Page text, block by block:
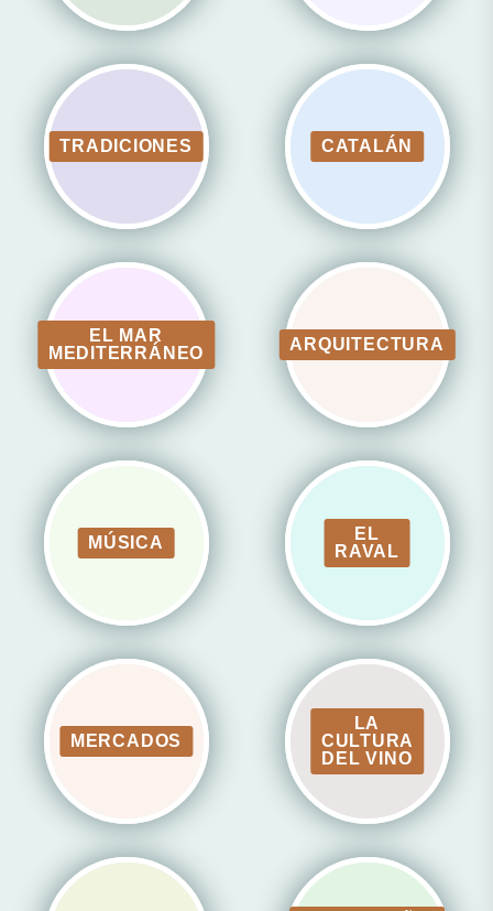
TRADICIONES CATALÁN
EL MAR
MEDITERRÁNEO
ARQUITECTURA
MÚSICA
EL
RAVAL
MERCADOS
LA
CULTURA
DEL VINO